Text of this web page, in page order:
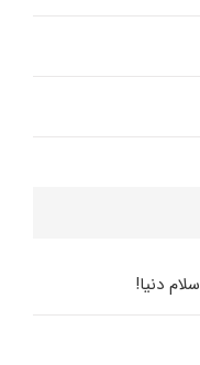
سلام دنیا!